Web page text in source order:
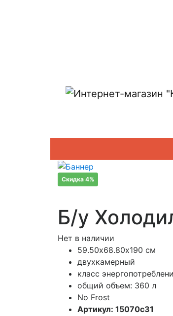
Скидка 4%
Б/у
Нет в наличии
59.50х68.80х190 см
двухкамерный
класс
общий объем: 360 л
No Frost
Артикул: 15070c31